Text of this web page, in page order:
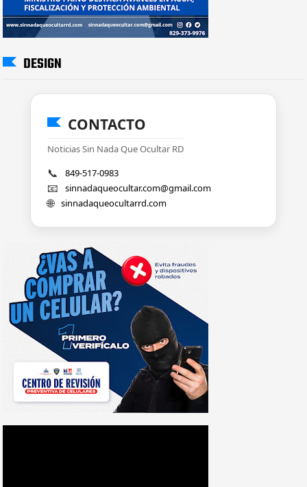
DESIGN
CONTACTO
Noticias Sin Nada Que Ocultar RD
📞 849-517-0983
📧 sinnadaqueocultar.com@gmail.com
🌐 sinnadaqueocultarrd.com